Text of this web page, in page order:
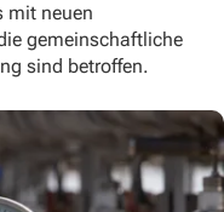
mit neuen
gemeinschaftliche
sind betroffen.